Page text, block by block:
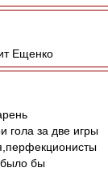
Ещенко
гола за две игры
было бы